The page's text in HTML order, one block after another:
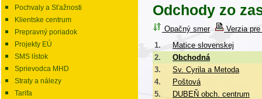
Pochvaly a Sťažnosti
Klientske centrum
Prepravný poriadok
Projekty EÚ
SMS lístok
Sprievodca MHD
Straty a nálezy
Tarifa
Odchody zo
Opačný smer
Verzia
1.
Matice slovenskej
2.
Obchodná
3.
Sv. Cyrila a Metoda
4.
Poštová
5.
DUBEŇ obch. centrum